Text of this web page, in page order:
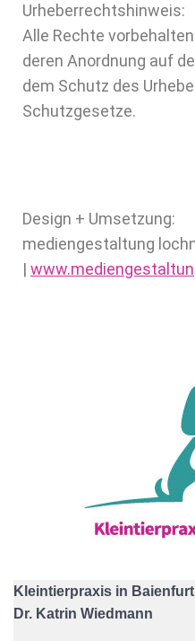
Urheberrechtshinweis:
Alle Rechte
deren Anordnung auf
dem Schutz des
Schutzgesetze.
Design + Umsetzung:
mediengestaltung
|
Kleintierpraxis in Baienfurt
Dr. Katrin Wiedmann